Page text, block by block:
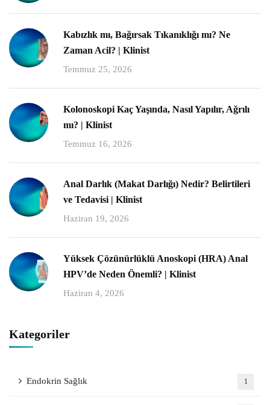
Kabızlık mı, Bağırsak Tıkanıklığı mı? Ne
Zaman Acil? | Klinist
Temmuz 25, 2026
Kolonoskopi Kaç Yaşında, Nasıl Yapılır, Ağrılı
mı? | Klinist
Temmuz 16, 2026
Anal Darlık (Makat Darlığı) Nedir? Belirtileri
ve Tedavisi | Klinist
Haziran 19, 2026
Yüksek Çözünürlüklü Anoskopi (HRA) Anal
HPV’de Neden Önemli? | Klinist
Haziran 4, 2026
Kategoriler
Endokrin Sağlık 1